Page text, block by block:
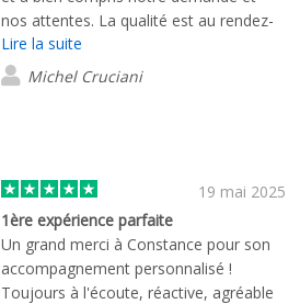
nos attentes. La qualité est au rendez-
vous et la livraison a été rapide ! Je
recommande
Lire la suite
Michel Cruciani
19 mai 2025
1ère expérience parfaite
Un grand merci à Constance pour son
accompagnement personnalisé !
Toujours à l'écoute, réactive, agréable